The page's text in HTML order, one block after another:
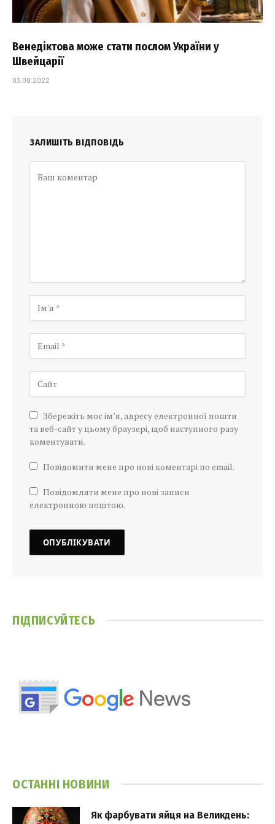
Венедіктова може стати послом України у
Швейцарії
03.08.2022
ЗАЛИШІТЬ ВІДПОВІДЬ
Збережіть моє ім’я, адресу електронної пошти
та веб-сайт у цьому браузері, щоб наступного разу
коментувати.
Повідомити мене про нові коментарі по email.
Повідомляти мене про нові записи
електронною поштою.
ПІДПИСУЙТЕСЬ
ОСТАННІ НОВИНИ
Як фарбувати яйця на Великдень: